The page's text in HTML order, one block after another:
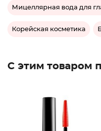
Мицеллярная вода для
Корейская косметика
С этим товаром